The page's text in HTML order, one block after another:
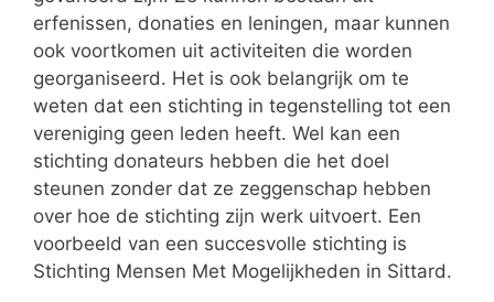
erfenissen, donaties en leningen, maar kunnen
ook voortkomen uit activiteiten die worden
georganiseerd. Het is ook belangrijk om te
weten dat een stichting in tegenstelling tot een
vereniging geen leden heeft. Wel kan een
stichting donateurs hebben die het doel
steunen zonder dat ze zeggenschap hebben
over hoe de stichting zijn werk uitvoert. Een
voorbeeld van een succesvolle stichting is
Stichting Mensen Met Mogelijkheden in Sittard.